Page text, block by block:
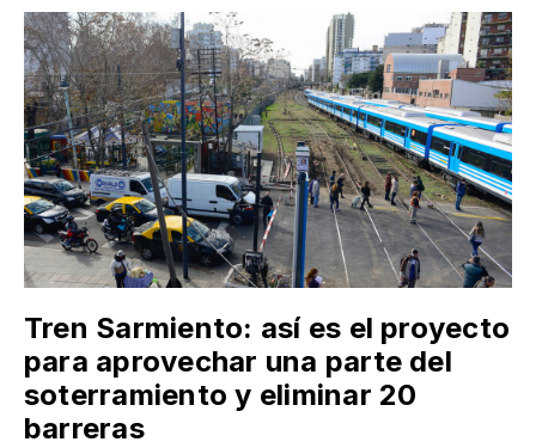
Tren Sarmiento: así es el proyecto
para aprovechar una parte del
soterramiento y eliminar 20
barreras